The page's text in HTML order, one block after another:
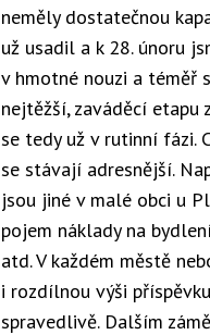
neměly dostatečnou
už usadil a k 28. únoru
v hmotné nouzi a téměř
nejtěžší, zaváděcí etapu
se tedy už v rutinní fázi.
se stávají adresnější.
jsou jiné v malé obci u
pojem náklady na
atd. V každém městě
i rozdílnou výši
spravedlivě. Dalším